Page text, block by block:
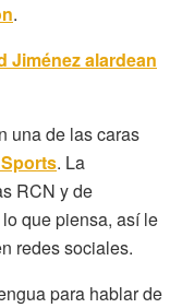
.
Jiménez alardean
una de las caras
. La
RCN y de
que piensa, así le
redes sociales.
para hablar de